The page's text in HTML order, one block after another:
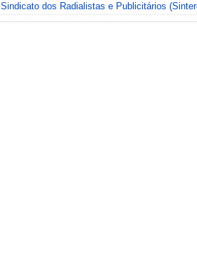
Sindicato dos Radialistas e Publicitários